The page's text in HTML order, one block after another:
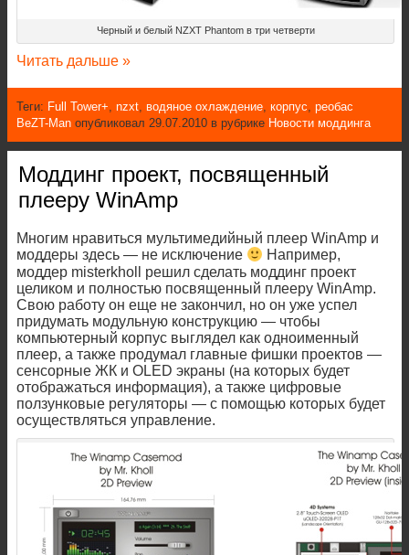
Черный и белый NZXT Phantom в три четверти
Читать дальше »
Теги: Full Tower+, nzxt, водяное охлаждение, корпус, реобас
BeZT-Man опубликовал 29.07.2010 в рубрике Новости моддинга
Моддинг проект, посвященный
плееру WinAmp
Многим нравиться мультимедийный плеер WinAmp и
моддеры здесь — не исключение
Например,
моддер misterkholl решил сделать моддинг проект
целиком и полностью посвященный плееру WinAmp.
Свою работу он еще не закончил, но он уже успел
придумать модульную конструкцию — чтобы
компьютерный корпус выглядел как одноименный
плеер, а также продумал главные фишки проектов —
сенсорные ЖК и OLED экраны (на которых будет
отображаться информация), а также цифровые
ползунковые регуляторы — с помощью которых будет
осуществляться управление.